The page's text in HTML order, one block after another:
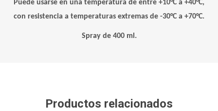
Puede usarse en una temperatura de entre +10°C a +40°C,
con resistencia a temperaturas extremas de -30°C a +70°C.
Spray de 400 ml.
Productos relacionados